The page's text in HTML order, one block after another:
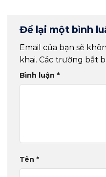
Để lại một bình
Email của bạn sẽ
khai. Các trường bắt
Bình luận *
Tên *